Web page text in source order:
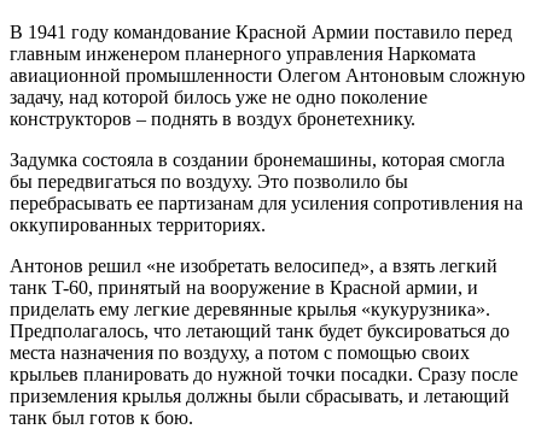
В 1941 году командование Красной Армии поставило перед
главным инженером планерного управления Наркомата
авиационной промышленности Олегом Антоновым сложную
задачу, над которой билось уже не одно поколение
конструкторов – поднять в воздух бронетехнику.
Задумка состояла в создании бронемашины, которая смогла
бы передвигаться по воздуху. Это позволило бы
перебрасывать ее партизанам для усиления сопротивления на
оккупированных территориях.
Антонов решил «не изобретать велосипед», а взять легкий
танк T-60, принятый на вооружение в Красной армии, и
приделать ему легкие деревянные крылья «кукурузника».
Предполагалось, что летающий танк будет буксироваться до
места назначения по воздуху, а потом с помощью своих
крыльев планировать до нужной точки посадки. Сразу после
приземления крылья должны были сбрасывать, и летающий
танк был готов к бою.